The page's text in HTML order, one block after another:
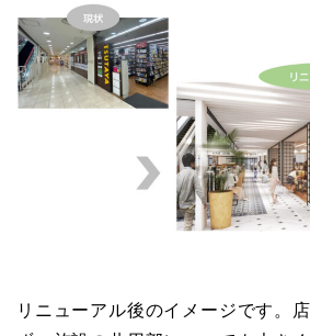
リニューアル後のイメージです。